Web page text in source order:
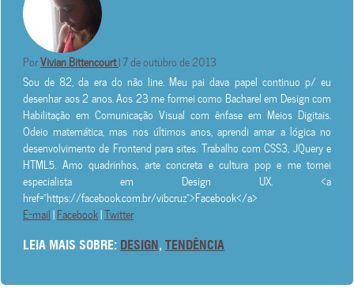
PorVivian Bittencourt| 7 de outubro de 2013
Sou de 82, da era do não line. Meu pai dava papel continuo p/ eu
desenhar aos 2 anos. Aos 23 me formei como Bacharel em Design com
Habilitação em Comunicação Visual com ênfase em Meios Digitais.
Odeio matemática, mas nos últimos anos, aprendi amar a lógica no
desenvolvimento de Frontend para sites. Trabalho com CSS3, JQuery e
HTML5. Amo quadrinhos, arte concreta e cultura pop e me tornei
especialista em Design UX. <a
href="https://facebook.com.br/vibcruz">Facebook</a>
E-mail|Facebook|Twitter
LEIA MAIS SOBRE: DESIGN ,TENDÊNCIA